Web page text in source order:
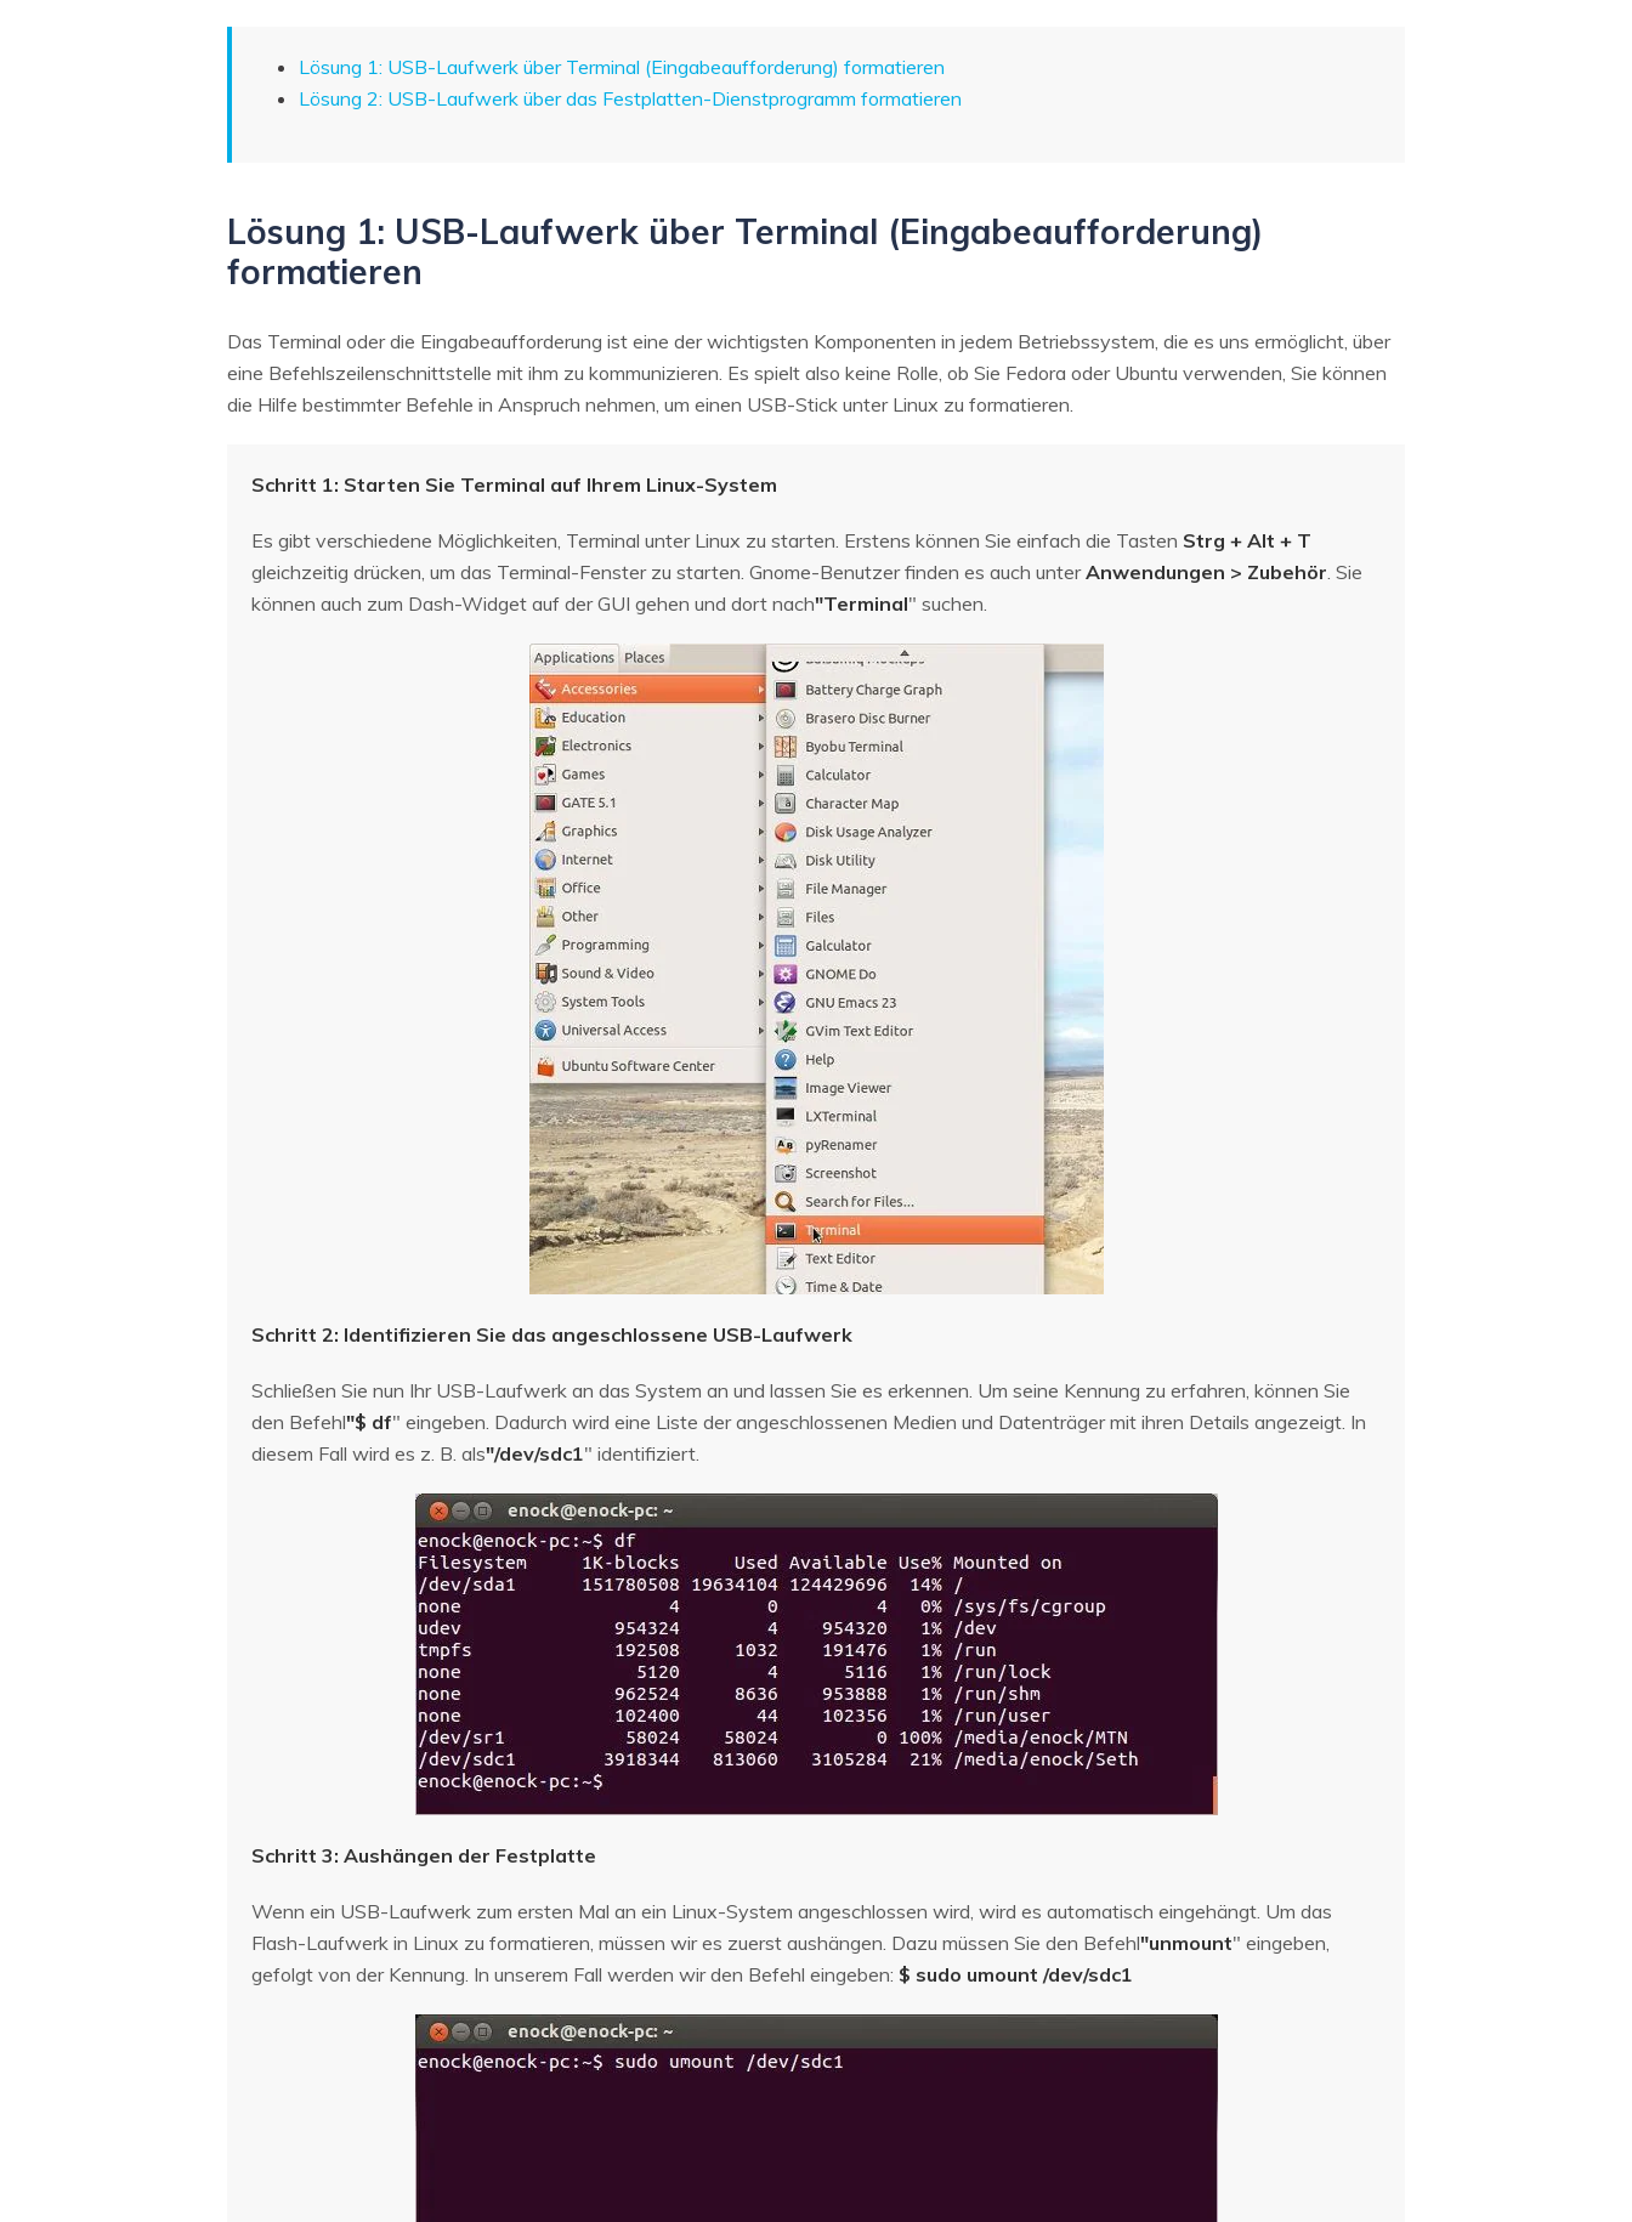
Lösung 1: USB-Laufwerk über Terminal (Eingabeaufforderung) formatieren
Lösung 2: USB-Laufwerk über das Festplatten-Dienstprogramm formatieren
Lösung 1: USB-Laufwerk über Terminal (Eingabeaufforderung)
formatieren
Das Terminal oder die Eingabeaufforderung ist eine der wichtigsten Komponenten in jedem Betriebssystem, die es uns ermöglicht, über
eine Befehlszeilenschnittstelle mit ihm zu kommunizieren. Es spielt also keine Rolle, ob Sie Fedora oder Ubuntu verwenden, Sie können
die Hilfe bestimmter Befehle in Anspruch nehmen, um einen USB-Stick unter Linux zu formatieren.
Schritt 1: Starten Sie Terminal auf Ihrem Linux-System
Es gibt verschiedene Möglichkeiten, Terminal unter Linux zu starten. Erstens können Sie einfach die Tasten Strg + Alt + T
gleichzeitig drücken, um das Terminal-Fenster zu starten. Gnome-Benutzer finden es auch unterAnwendungen > Zubehör. Sie
können auch zum Dash-Widget auf der GUI gehen und dort nach"Terminal" suchen.
Schritt 2: Identifizieren Sie das angeschlossene USB-Laufwerk
Schließen Sie nun Ihr USB-Laufwerk an das System an und lassen Sie es erkennen. Um seine Kennung zu erfahren, können Sie
den Befehl"$ df" eingeben. Dadurch wird eine Liste der angeschlossenen Medien und Datenträger mit ihren Details angezeigt. In
diesem Fall wird es z. B. als"/dev/sdc1" identifiziert.
Schritt 3: Aushängen der Festplatte
Wenn ein USB-Laufwerk zum ersten Mal an ein Linux-System angeschlossen wird, wird es automatisch eingehängt. Um das
Flash-Laufwerk in Linux zu formatieren, müssen wir es zuerst aushängen. Dazu müssen Sie den Befehl"unmount" eingeben,
gefolgt von der Kennung. In unserem Fall werden wir den Befehl eingeben: $ sudo umount /dev/sdc1